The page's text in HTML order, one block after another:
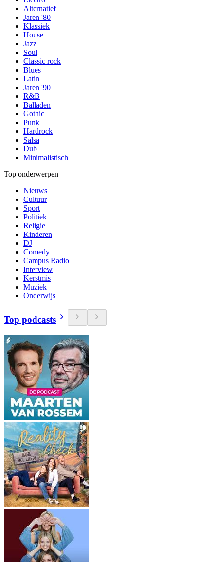
Alternatief
Jaren '80
Klassiek
House
Jazz
Soul
Classic rock
Blues
Latin
Jaren '90
R&B
Balladen
Gothic
Punk
Hardrock
Salsa
Dub
Minimalistisch
Top onderwerpen
Nieuws
Cultuur
Sport
Politiek
Religie
Kinderen
DJ
Comedy
Campus Radio
Interview
Kerstmis
Muziek
Onderwijs
Top podcasts